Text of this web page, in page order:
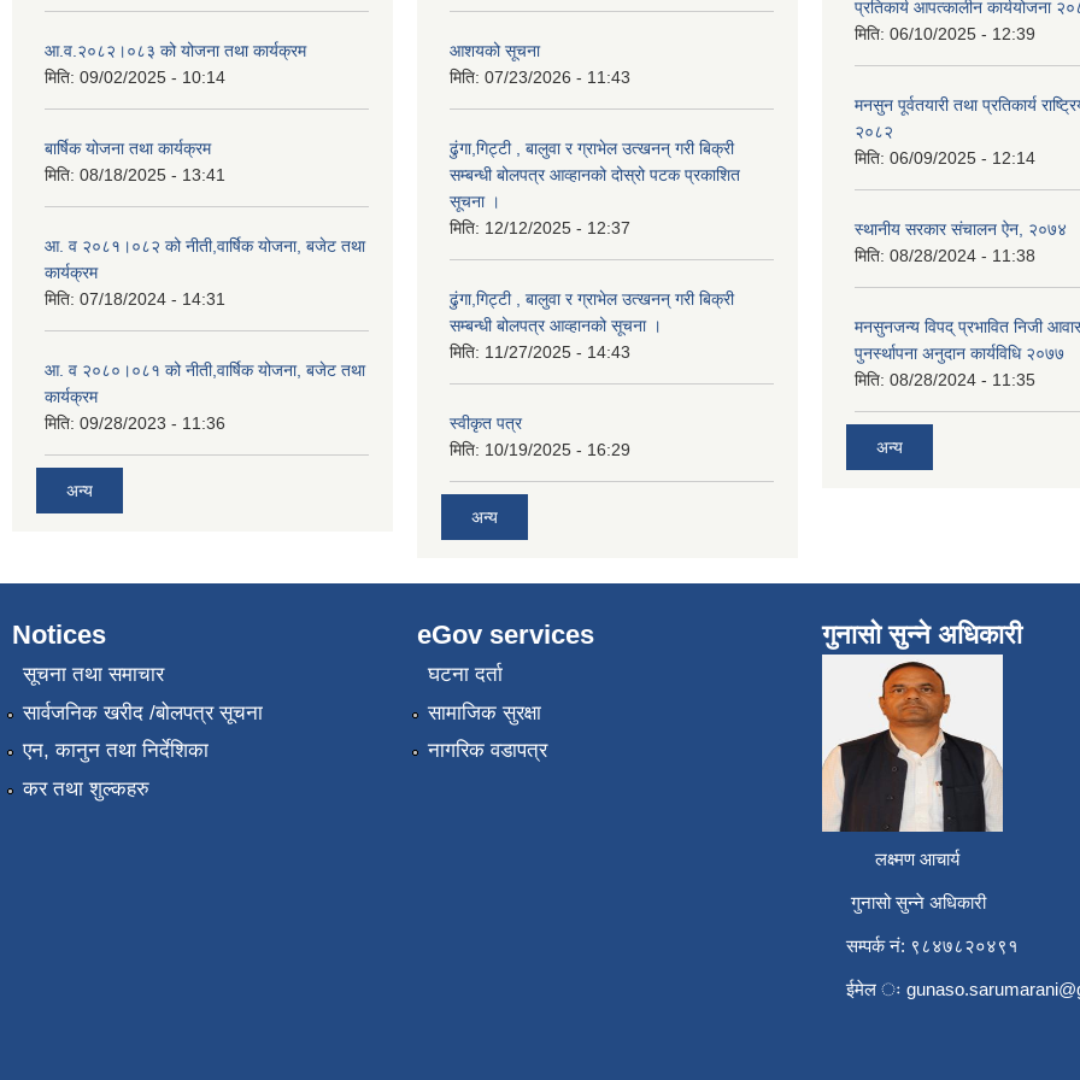
आ.व.२०८२।०८३ को योजना तथा कार्यक्रम
मिति: 09/02/2025 - 10:14
बार्षिक योजना तथा कार्यक्रम
मिति: 08/18/2025 - 13:41
आ. व २०८१।०८२ को नीती,वार्षिक योजना, बजेट तथा
कार्यक्रम
मिति: 07/18/2024 - 14:31
आ. व २०८०।०८१ को नीती,वार्षिक योजना, बजेट तथा
कार्यक्रम
मिति: 09/28/2023 - 11:36
अन्य
आशयको सूचना
मिति: 07/23/2026 - 11:43
ढुंगा,गिट्टी , बालुवा र ग्राभेल उत्खनन् गरी बिक्री
सम्बन्धी बोलपत्र आव्हानको दोस्रो पटक प्रकाशित
सूचना ।
मिति: 12/12/2025 - 12:37
ढुंगा,गिट्टी , बालुवा र ग्राभेल उत्खनन् गरी बिक्री
सम्बन्धी बोलपत्र आव्हानको सूचना ।
मिति: 11/27/2025 - 14:43
स्वीकृत पत्र
मिति: 10/19/2025 - 16:29
अन्य
प्रतिकार्य आपत्कालीन कार्ययोजना
मिति: 06/10/2025 - 12:39
मनसुन पूर्वतयारी तथा प्रतिकार्य
२०८२
मिति: 06/09/2025 - 12:14
स्थानीय सरकार संचालन ऐन, २०७४
मिति: 08/28/2024 - 11:38
मनसुनजन्य विपद् प्रभावित निजी
पुनर्स्थापना अनुदान कार्यविधि २०७७
मिति: 08/28/2024 - 11:35
अन्य
Notices
सूचना तथा समाचार
सार्वजनिक खरीद /बोलपत्र सूचना
एन, कानुन तथा निर्देशिका
कर तथा शुल्कहरु
eGov services
घटना दर्ता
सामाजिक सुरक्षा
नागरिक वडापत्र
गुनासो सुन्ने अधिकारी
लक्ष्मण आचार्य
गुनासो सुन्ने अधिकारी
सम्पर्क नं: ९८४७८२०४९१
ईमेल ः